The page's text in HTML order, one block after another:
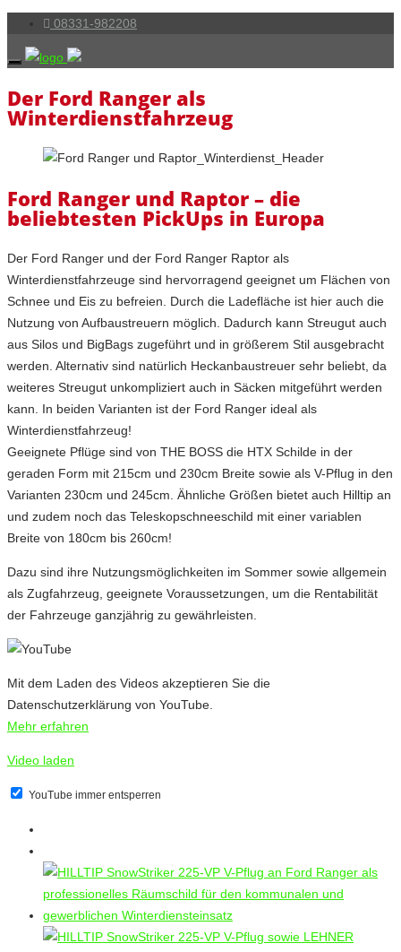
08331-982208
Der Ford Ranger als
Winterdienstfahrzeug
Ford Ranger und Raptor – die
beliebtesten PickUps in Europa
Der Ford Ranger und der Ford Ranger Raptor als
Winterdienstfahrzeuge sind hervorragend geeignet um Flächen von
Schnee und Eis zu befreien. Durch die Ladefläche ist hier auch die
Nutzung von Aufbaustreuern möglich. Dadurch kann Streugut auch
aus Silos und BigBags zugeführt und in größerem Stil ausgebracht
werden. Alternativ sind natürlich Heckanbaustreuer sehr beliebt, da
weiteres Streugut unkompliziert auch in Säcken mitgeführt werden
kann. In beiden Varianten ist der Ford Ranger ideal als
Winterdienstfahrzeug!
Geeignete Pflüge sind von THE BOSS die HTX Schilde in der
geraden Form mit 215cm und 230cm Breite sowie als V-Pflug in den
Varianten 230cm und 245cm. Ähnliche Größen bietet auch Hilltip an
und zudem noch das Teleskopschneeschild mit einer variablen
Breite von 180cm bis 260cm!
Dazu sind ihre Nutzungsmöglichkeiten im Sommer sowie allgemein
als Zugfahrzeug, geeignete Voraussetzungen, um die Rentabilität
der Fahrzeuge ganzjährig zu gewährleisten.
Mit dem Laden des Videos akzeptieren Sie die
Datenschutzerklärung von YouTube.
Mehr erfahren
Video laden
YouTube immer entsperren